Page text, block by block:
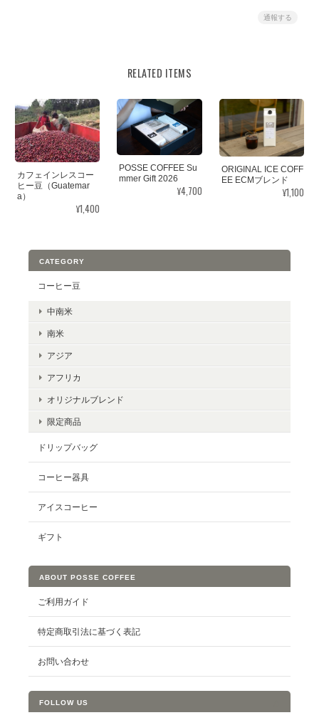
通報する
RELATED ITEMS
カフェインレスコー
ヒー豆（Guatemar
a）
¥1,400
POSSE COFFEE Su
mmer Gift 2026
¥4,700
ORIGINAL ICE COFF
EE ECMブレンド
¥1,100
CATEGORY
コーヒー豆
中南米
南米
アジア
アフリカ
オリジナルブレンド
限定商品
ドリップバッグ
コーヒー器具
アイスコーヒー
ギフト
ABOUT POSSE COFFEE
ご利用ガイド
特定商取引法に基づく表記
お問い合わせ
FOLLOW US